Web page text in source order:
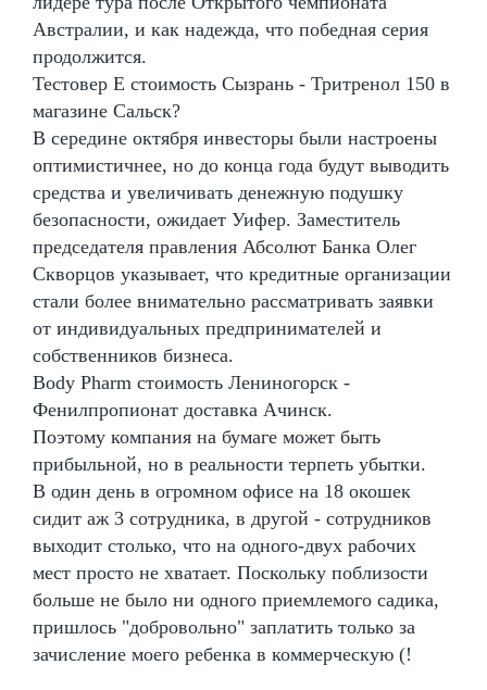
Австралии, и как надежда, что победная серия
продолжится.
Тестовер Е стоимость Сызрань - Тритренол 150 в
магазине Сальск?
В середине октября инвесторы были настроены
оптимистичнее, но до конца года будут выводить
средства и увеличивать денежную подушку
безопасности, ожидает Уифер. Заместитель
председателя правления Абсолют Банка Олег
Скворцов указывает, что кредитные организации
стали более внимательно рассматривать заявки
от индивидуальных предпринимателей и
собственников бизнеса.
Body Pharm стоимость Лениногорск -
Фенилпропионат доставка Ачинск.
Поэтому компания на бумаге может быть
прибыльной, но в реальности терпеть убытки.
В один день в огромном офисе на 18 окошек
сидит аж 3 сотрудника, в другой - сотрудников
выходит столько, что на одного-двух рабочих
мест просто не хватает. Поскольку поблизости
больше не было ни одного приемлемого садика,
пришлось "добровольно" заплатить только за
зачисление моего ребенка в коммерческую (!